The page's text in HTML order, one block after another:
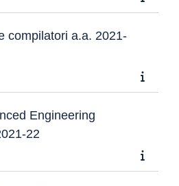
compilatori a.a. 2021-
Engineering
22